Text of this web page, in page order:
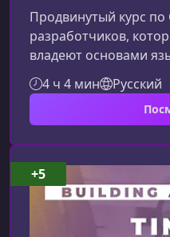
Продвинутый курс по
разработчиков,
владеют основами
свои знания,
инструменты и
решения сложных
проектах.Что вы
охватывает
профессиональной
переходить от
Расширенные
4 ч 4 мин Русский
+5